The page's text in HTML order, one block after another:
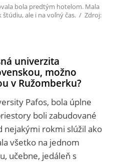
bola predtým hotelom. Mala
ale i na voľný čas. / Zdroj:
univerzita
možno
v Ružomberku?
Pafos, bola úplne
boli zabudované
rokmi slúžil ako
všetko na jednom
učebne, jedáleň s